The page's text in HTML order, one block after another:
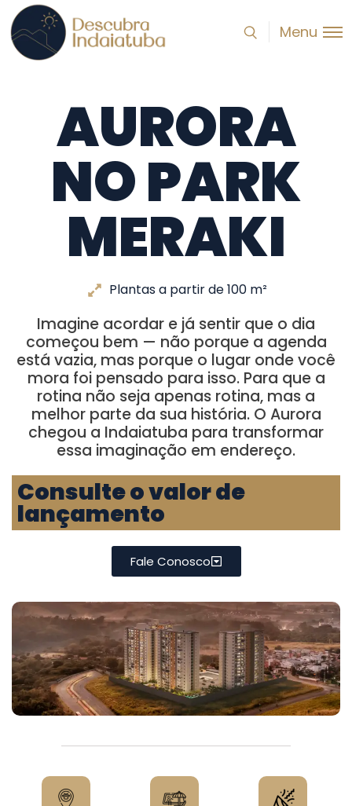
Menu
AURORA
NO PARK
MERAKI
Plantas a partir de 100 m²
Imagine acordar e já sentir que o dia
começou bem — não porque a agenda
está vazia, mas porque o lugar onde você
mora foi pensado para isso. Para que a
rotina não seja apenas rotina, mas a
melhor parte da sua história. O Aurora
chegou a Indaiatuba para transformar
essa imaginação em endereço.
Consulte o valor de
lançamento
Fale Conosco